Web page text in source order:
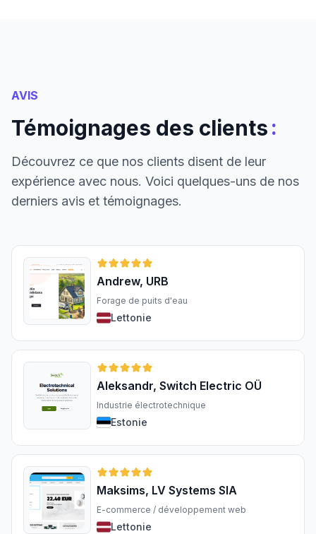
AVIS
Témoignages des clients:
Découvrez ce que nos clients disent de leur
expérience avec nous. Voici quelques-uns de nos
derniers avis et témoignages.
Andrew, URB
Forage de puits d'eau
Lettonie
Aleksandr, Switch Electric OÜ
Industrie électrotechnique
Estonie
Maksims, LV Systems SIA
E-commerce / développement web
Lettonie